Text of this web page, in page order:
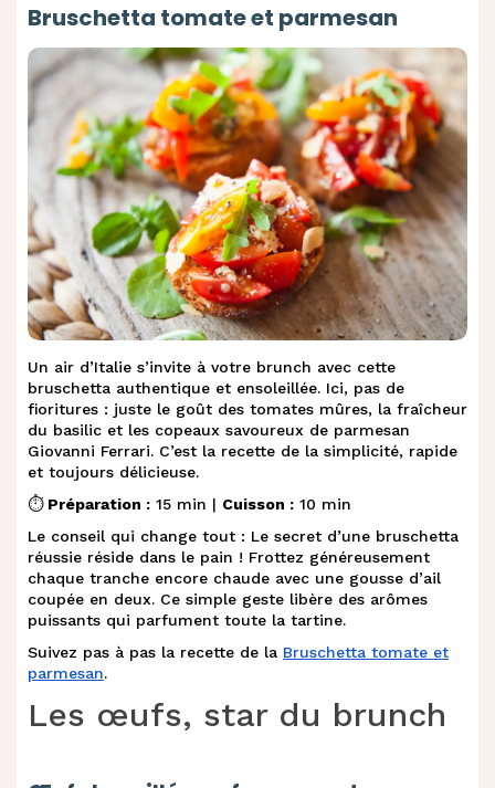
Bruschetta tomate et parmesan
Un air d’Italie s’invite à votre brunch avec cette
bruschetta authentique et ensoleillée. Ici, pas de
fioritures : juste le goût des tomates mûres, la fraîcheur
du basilic et les copeaux savoureux de parmesan
Giovanni Ferrari. C’est la recette de la simplicité, rapide
et toujours délicieuse.
⏱️Préparation : 15 min | Cuisson : 10 min
Le conseil qui change tout : Le secret d’une bruschetta
réussie réside dans le pain ! Frottez généreusement
chaque tranche encore chaude avec une gousse d’ail
coupée en deux. Ce simple geste libère des arômes
puissants qui parfument toute la tartine.
Suivez pas à pas la recette de la Bruschetta tomate et
parmesan.
Les œufs, star du brunch